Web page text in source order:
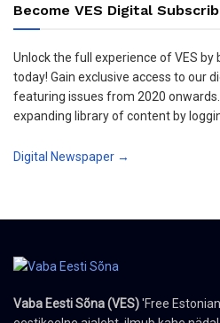
Become VES Digital
Unlock the full experience of VES
today! Gain exclusive access to our
featuring issues from 2020
expanding library of content by
Digital Newspaper →
Vaba Eesti Sõna (VES)'Free